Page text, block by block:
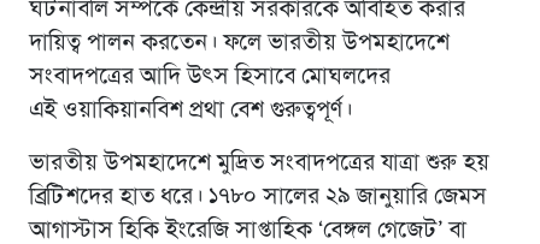
ঘটনাবলি সম্পর্কে কেন্দ্রীয় সরকারকে অবিহিত করার
দায়িত্ব পালন করতেন। ফলে ভারতীয় উপমহাদেশে
সংবাদপত্রের আদি উৎস হিসাবে মোঘলদের
এই ওয়াকিয়ানবিশ প্রথা বেশ গুরুত্বপূর্ণ।
ভারতীয় উপমহাদেশে মুদ্রিত সংবাদপত্রের যাত্রা শুরু হয়
ব্রিটিশদের হাত ধরে। ১৭৮০ সালের ২৯ জানুয়ারি জেমস
আগাস্টাস হিকি ইংরেজি সাপ্তাহিক ‘বেঙ্গল গেজেট’ বা